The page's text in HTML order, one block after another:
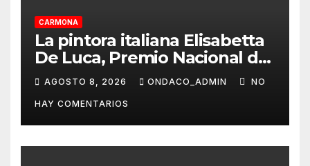
CARMONA
La pintora italiana Elisabetta
De Luca, Premio Nacional de
Pintura «José Arpa»
AGOSTO 8, 2026 ONDACO_ADMIN NO
HAY COMENTARIOS